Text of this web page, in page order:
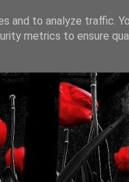
and to analyze traffic.
metrics to ensure